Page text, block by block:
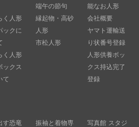
く人形
ックに
く人形
ックス
て
端午の節句
縁起物・高砂
人形
市松人形
能なお人形
会社概要
ヤマト運輸送
り状番号登録
人形供養ボッ
クス持込完了
登録
す恐竜 振袖と着物専 写真館 スタジ